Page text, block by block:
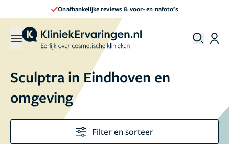
Onafhankelijke reviews & voor- en nafoto’s
Sculptra in Eindhoven en
omgeving
Filter en sorteer